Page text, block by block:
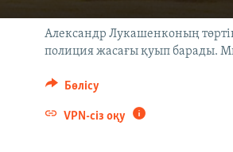
Александр Лукашенконың
полиция жасағы қуып барады.
Бөлісу
VPN-сіз оқу